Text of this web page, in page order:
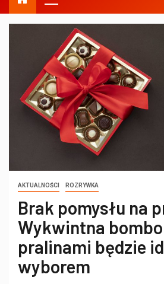
AKTUALNOŚCI ROZRYWKA
Brak pomysłu na
Wykwintna
pralinami będzie
wyborem